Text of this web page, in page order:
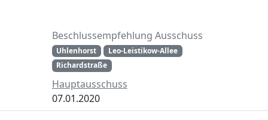
Beschlussempfehlung Ausschuss
Uhlenhorst
Leo-Leistikow-Allee
Richardstraße
Hauptausschuss
07.01.2020